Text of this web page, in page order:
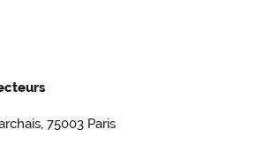
75003 Paris